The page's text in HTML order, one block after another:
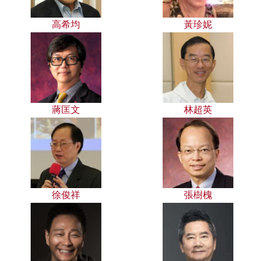
高希均 黃珍妮
蔣匡文 林超英
徐俊祥 張樹槐